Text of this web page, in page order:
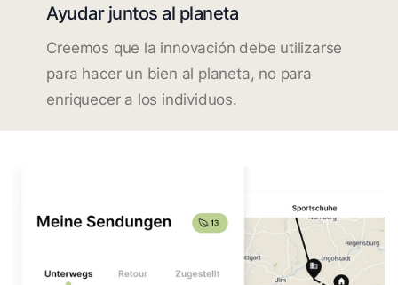
Ayudar juntos al planeta
Creemos que la innovación debe utilizarse
para hacer un bien al planeta, no para
enriquecer a los individuos.